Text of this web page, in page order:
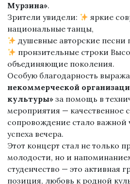
Мурзина».
Зрители увидели:
яркие
национальные танцы,
душевные авторские песни
пронзительные строки
объединяющие поколения.
Особую благодарность
некоммерческой
культуры» за помощь в
мероприятия — качественное
сопровождение стало важной
успеха вечера.
Этот концерт стал не только
молодости, но и
студенчество — это активная
позиция, любовь к родной